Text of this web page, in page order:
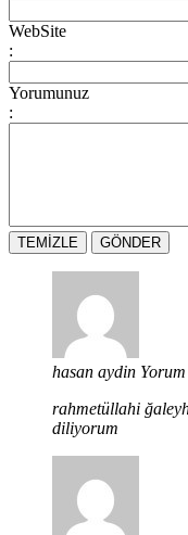
WebSite
:
Yorumunuz
:
hasan aydin
rahmetüllahi ğaleyh
diliyorum